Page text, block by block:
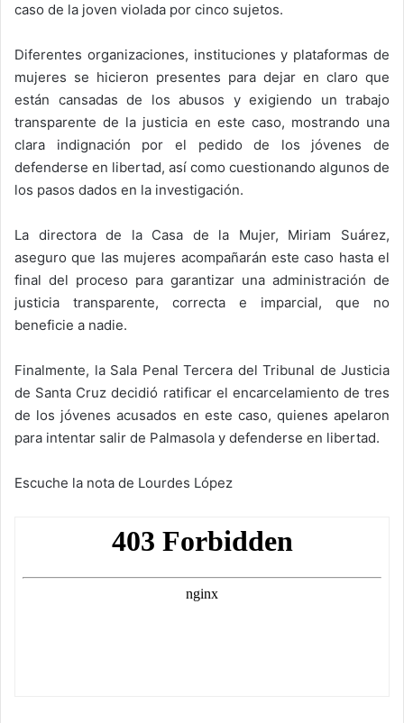
caso de la joven violada por cinco sujetos.
Diferentes organizaciones, instituciones y plataformas de
mujeres se hicieron presentes para dejar en claro que
están cansadas de los abusos y exigiendo un trabajo
transparente de la justicia en este caso, mostrando una
clara indignación por el pedido de los jóvenes de
defenderse en libertad, así como cuestionando algunos de
los pasos dados en la investigación.
La directora de la Casa de la Mujer, Miriam Suárez,
aseguro que las mujeres acompañarán este caso hasta el
final del proceso para garantizar una administración de
justicia transparente, correcta e imparcial, que no
beneficie a nadie.
Finalmente, la Sala Penal Tercera del Tribunal de Justicia
de Santa Cruz decidió ratificar el encarcelamiento de tres
de los jóvenes acusados en este caso, quienes apelaron
para intentar salir de Palmasola y defenderse en libertad.
Escuche la nota de Lourdes López